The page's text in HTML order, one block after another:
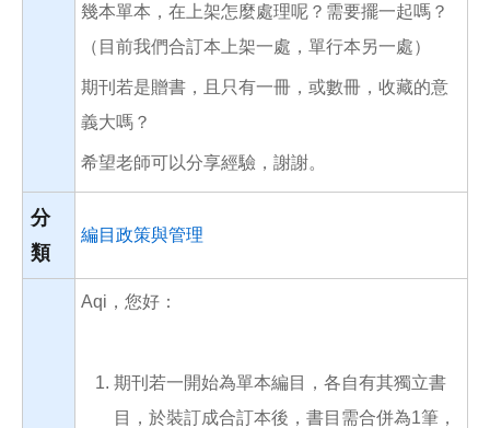
幾本單本，在上架怎麼處理呢？需要擺一起嗎？
（目前我們合訂本上架一處，單行本另一處）
期刊若是贈書，且只有一冊，或數冊，收藏的意
義大嗎？
希望老師可以分享經驗，謝謝。
分
類
編目政策與管理
Aqi，您好：
期刊若一開始為單本編目，各自有其獨立書
目，於裝訂成合訂本後，書目需合併為1筆，